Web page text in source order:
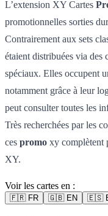
L’extension XY Cartes
promotionnelles sorties
Contrairement aux sets
étaient distribuées via des
spéciaux. Elles occupent
notamment grâce à leur
peut consulter toutes les
Très recherchées par les
ces promo xy complètent
XY.
Voir les cartes en :
🇫🇷FR 🇬🇧EN 🇪🇸